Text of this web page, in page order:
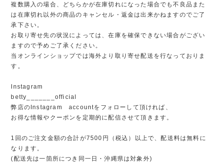
複数購入の場合、どちらかが在庫切れになった場合でも不良品また
は在庫切れ以外の商品のキャンセル・返金は出来かねますのでご了
承下さい。
お取り寄せ先の状況によっては、在庫を確保できない場合がござい
ますので予めご了承ください。
当オンラインショップでは海外より取り寄せ配送を行なっておりま
す。
Instagram
betty_______official
弊店のInstagram accountをフォローして頂ければ、
お得な情報やクーポンを定期的に配信させて頂きます。
1回のご注文金額の合計が7500円（税込）以上で、配送料は無料に
なります。
(配送先は一箇所につき同一日・沖縄県は対象外)